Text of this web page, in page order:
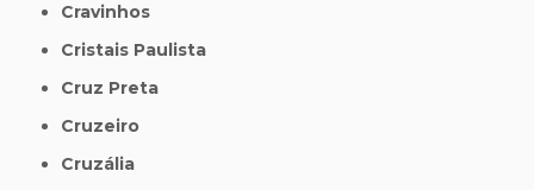
Cravinhos
Cristais Paulista
Cruz Preta
Cruzeiro
Cruzália